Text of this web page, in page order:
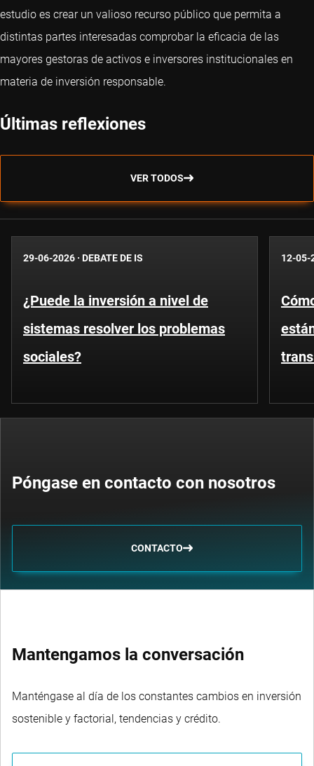
estudio es crear un valioso recurso público que permita a
distintas partes interesadas comprobar la eficacia de las
mayores gestoras de activos e inversores institucionales en
materia de inversión responsable.
Últimas reflexiones
VER TODOS
29-06-2026 · DEBATE DE IS
¿Puede la inversión a nivel de
sistemas resolver los problemas
sociales?
12-05-
Póngase en contacto con nosotros
CONTACTO
Mantengamos la conversación
Manténgase al día de los constantes cambios en inversión
sostenible y factorial, tendencias y crédito.